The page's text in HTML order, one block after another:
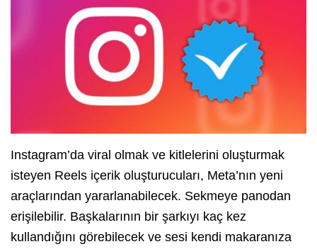
Instagram’da viral olmak ve kitlelerini oluşturmak
isteyen Reels içerik oluşturucuları, Meta’nın yeni
araçlarından yararlanabilecek. Sekmeye panodan
erişilebilir. Başkalarının bir şarkıyı kaç kez
kullandığını görebilecek ve sesi kendi makaranıza